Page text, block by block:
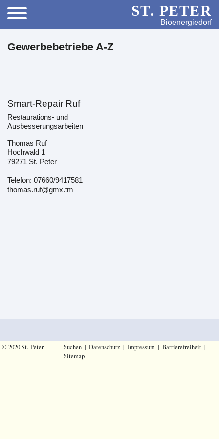
ST. PETER
Bioenergiedorf
Gewerbebetriebe A-Z
Smart-Repair Ruf
Restaurations- und
Ausbesserungsarbeiten
Thomas Ruf
Hochwald 1
79271 St. Peter
Telefon: 07660/9417581
thomas.ruf@gmx.tm
© 2020 St. Peter Suchen | Datenschutz | Impressum | Barrierefreiheit |
Sitemap